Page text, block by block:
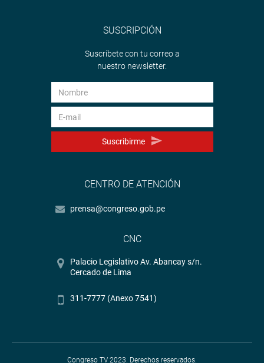
SUSCRIPCIÓN
Suscríbete con tu correo a
nuestro newsletter.
Suscribirme
CENTRO DE ATENCIÓN
prensa@congreso.gob.pe
CNC
Palacio Legislativo Av. Abancay s/n.
Cercado de Lima
311-7777 (Anexo 7541)
Congreso TV 2023. Derechos reservados.